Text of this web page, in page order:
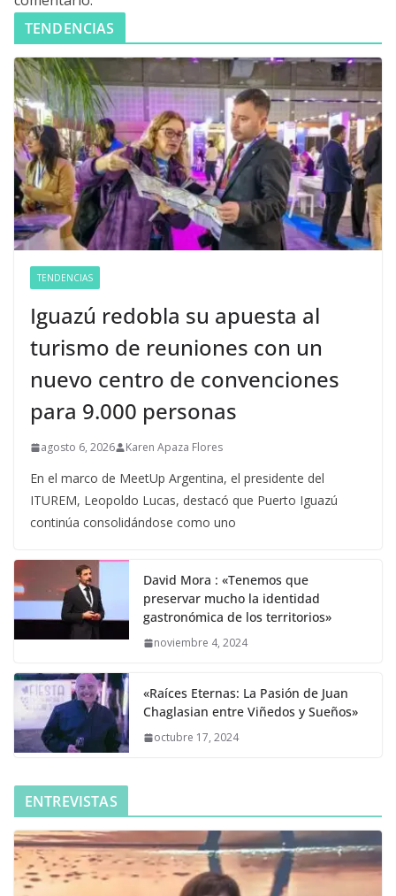
TENDENCIAS
TENDENCIAS
Iguazú redobla su apuesta al
turismo de reuniones con un
nuevo centro de convenciones
para 9.000 personas
agosto 6, 2026 Karen Apaza Flores
En el marco de MeetUp Argentina, el presidente del
ITUREM, Leopoldo Lucas, destacó que Puerto Iguazú
continúa consolidándose como uno
David Mora : «Tenemos que
preservar mucho la identidad
gastronómica de los territorios»
noviembre 4, 2024
«Raíces Eternas: La Pasión de Juan
Chaglasian entre Viñedos y Sueños»
octubre 17, 2024
ENTREVISTAS